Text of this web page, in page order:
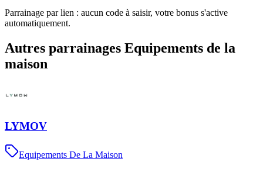
Parrainage par lien : aucun code à saisir, votre bonus s'active
automatiquement.
Autres parrainages Equipements de la
maison
LYMOV
Equipements De La Maison